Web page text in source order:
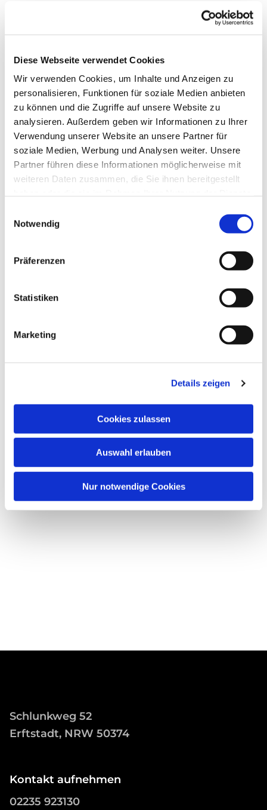
Diese Webseite verwendet Cookies
Wir verwenden Cookies, um Inhalte und Anzeigen zu
personalisieren, Funktionen für soziale Medien anbieten
zu können und die Zugriffe auf unsere Website zu
analysieren. Außerdem geben wir Informationen zu Ihrer
Verwendung unserer Website an unsere Partner für
soziale Medien, Werbung und Analysen weiter. Unsere
Partner führen diese Informationen möglicherweise mit
weiteren Daten zusammen, die Sie ihnen bereitgestellt
Notwendig
Präferenzen
Statistiken
Marketing
Details zeigen
Cookies zulassen
Auswahl erlauben
Nur notwendige Cookies
Schlunkweg 52
Erftstadt, NRW 50374
Kontakt aufnehmen
02235 923130